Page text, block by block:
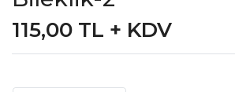
115,00 TL + KDV